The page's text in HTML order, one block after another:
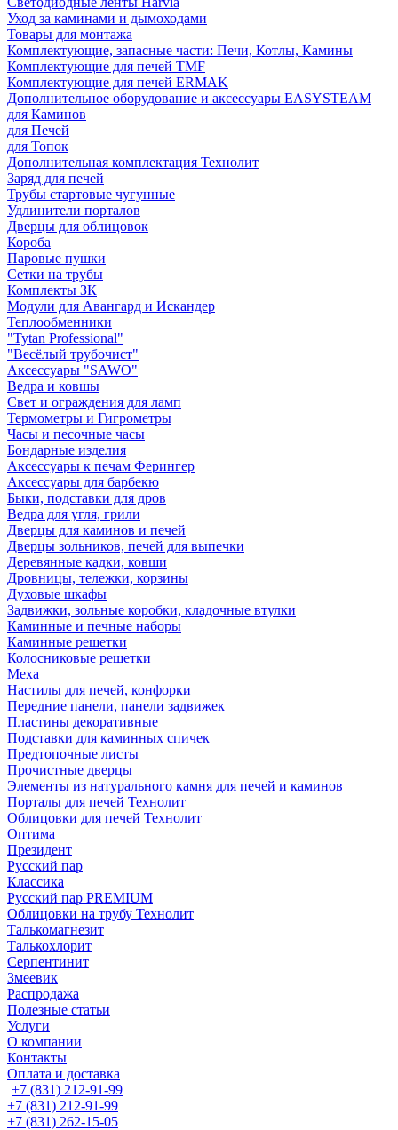
Уход за каминами и дымоходами
Товары для монтажа
Комплектующие, запасные части: Печи, Котлы, Камины
Комплектующие для печей TMF
Комплектующие для печей ERMAK
Дополнительное оборудование и аксессуары EASYSTEAM
для Каминов
для Печей
для Топок
Дополнительная комплектация Технолит
Заряд для печей
Трубы стартовые чугунные
Удлинители порталов
Дверцы для облицовок
Короба
Паровые пушки
Сетки на трубы
Комплекты ЗК
Модули для Авангард и Искандер
Теплообменники
"Tytan Professional"
"Весёлый трубочист"
Аксессуары "SAWO"
Ведра и ковшы
Свет и ограждения для ламп
Термометры и Гигрометры
Часы и песочные часы
Бондарные изделия
Аксессуары к печам Ферингер
Аксессуары для барбекю
Быки, подставки для дров
Ведра для угля, грили
Дверцы для каминов и печей
Дверцы зольников, печей для выпечки
Деревянные кадки, ковши
Дровницы, тележки, корзины
Духовые шкафы
Задвижки, зольные коробки, кладочные втулки
Каминные и печные наборы
Каминные решетки
Колосниковые решетки
Меха
Настилы для печей, конфорки
Передние панели, панели задвижек
Пластины декоративные
Подставки для каминных спичек
Предтопочные листы
Прочистные дверцы
Элементы из натурального камня для печей и каминов
Порталы для печей Технолит
Облицовки для печей Технолит
Оптима
Президент
Русский пар
Классика
Русский пар PREMIUM
Облицовки на трубу Технолит
Талькомагнезит
Талькохлорит
Серпентинит
Змеевик
Распродажа
Полезные статьи
Услуги
О компании
Контакты
Оплата и доставка
+7 (831) 212-91-99
+7 (831) 212-91-99
+7 (831) 262-15-05